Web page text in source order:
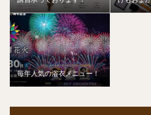
毎年人気の浴衣メニュー！